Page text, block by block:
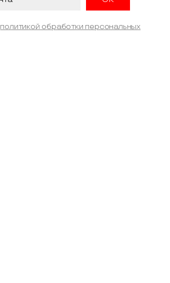
политикой обработки персональных